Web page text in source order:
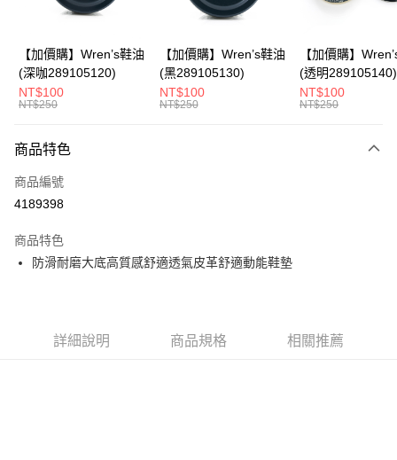
Google Pay
全盈+PAY
ATM付款
宅配
每筆NT$80，滿NT$990(含以上)免運費
付款後門市自取
每筆NT$80，滿NT$699(含以上)免運費
【加價購】Wren’s鞋油
(深咖289105120)
NT$100
NT$250
【加價購】Wren’s鞋油
(黑289105130)
NT$100
NT$250
【加價購】
(透明289105140)
NT$100
NT$250
商品特色
商品編號
4189398
商品特色
防滑耐磨大底高質感舒適透氣皮革舒適動能鞋墊
詳細說明 商品規格 相關推薦